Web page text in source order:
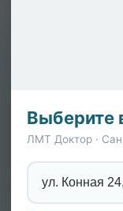
Выберите
ЛМТ Доктор ·
ул. Конная
просто назначают
долгосрочного
Цефалгология
направлений
разбирается на
и психофизиоло